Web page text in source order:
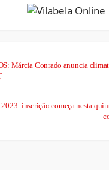
Márcia Conrado anuncia
2023: inscrição começa nesta